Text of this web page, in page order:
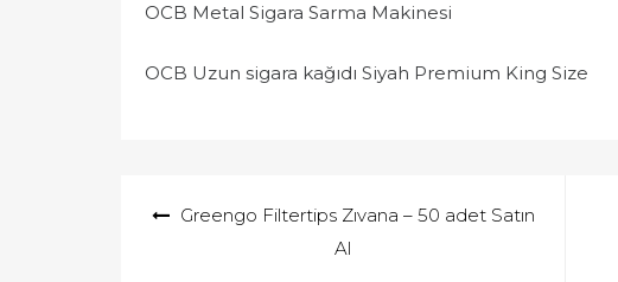
OCB Metal Sigara Sarma Makinesi
OCB Uzun sigara kağıdı Siyah Premium King Size
gezinmesi
Greengo Filtertips Zıvana – 50 adet Satın
Al